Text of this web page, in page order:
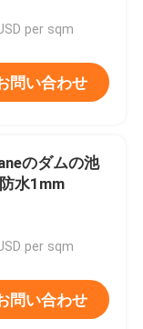
per sqm
問い合わせ
のダムの池
水1mm
per sqm
問い合わせ